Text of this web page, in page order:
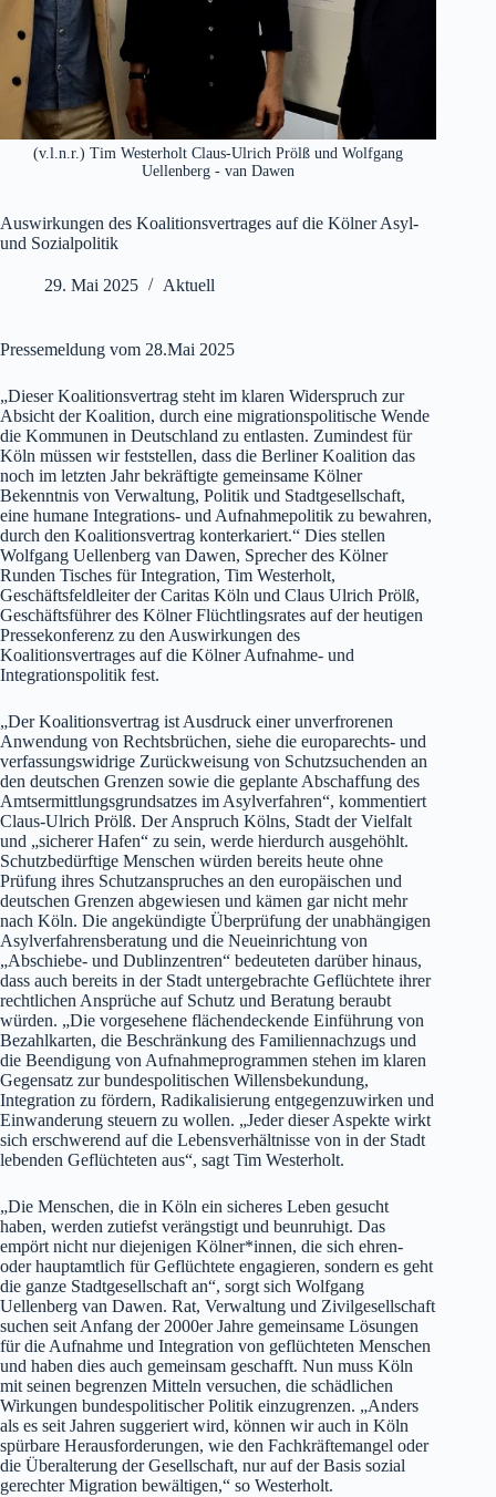
(v.l.n.r.) Tim Westerholt Claus-Ulrich Prölß und Wolfgang
Uellenberg - van Dawen
Auswirkungen des Koalitionsvertrages auf die Kölner Asyl-
und Sozialpolitik
29. Mai 2025 Aktuell
Pressemeldung vom 28.Mai 2025
„Dieser Koalitionsvertrag steht im klaren Widerspruch zur
Absicht der Koalition, durch eine migrationspolitische Wende
die Kommunen in Deutschland zu entlasten. Zumindest für
Köln müssen wir feststellen, dass die Berliner Koalition das
noch im letzten Jahr bekräftigte gemeinsame Kölner
Bekenntnis von Verwaltung, Politik und Stadtgesellschaft,
eine humane Integrations- und Aufnahmepolitik zu bewahren,
durch den Koalitionsvertrag konterkariert.“ Dies stellen
Wolfgang Uellenberg van Dawen, Sprecher des Kölner
Runden Tisches für Integration, Tim Westerholt,
Geschäftsfeldleiter der Caritas Köln und Claus Ulrich Prölß,
Geschäftsführer des Kölner Flüchtlingsrates auf der heutigen
Pressekonferenz zu den Auswirkungen des
Koalitionsvertrages auf die Kölner Aufnahme- und
Integrationspolitik fest.
„Der Koalitionsvertrag ist Ausdruck einer unverfrorenen
Anwendung von Rechtsbrüchen, siehe die europarechts- und
verfassungswidrige Zurückweisung von Schutzsuchenden an
den deutschen Grenzen sowie die geplante Abschaffung des
Amtsermittlungsgrundsatzes im Asylverfahren“, kommentiert
Claus-Ulrich Prölß. Der Anspruch Kölns, Stadt der Vielfalt
und „sicherer Hafen“ zu sein, werde hierdurch ausgehöhlt.
Schutzbedürftige Menschen würden bereits heute ohne
Prüfung ihres Schutzanspruches an den europäischen und
deutschen Grenzen abgewiesen und kämen gar nicht mehr
nach Köln. Die angekündigte Überprüfung der unabhängigen
Asylverfahrensberatung und die Neueinrichtung von
„Abschiebe- und Dublinzentren“ bedeuteten darüber hinaus,
dass auch bereits in der Stadt untergebrachte Geflüchtete ihrer
rechtlichen Ansprüche auf Schutz und Beratung beraubt
würden. „Die vorgesehene flächendeckende Einführung von
Bezahlkarten, die Beschränkung des Familiennachzugs und
die Beendigung von Aufnahmeprogrammen stehen im klaren
Gegensatz zur bundespolitischen Willensbekundung,
Integration zu fördern, Radikalisierung entgegenzuwirken und
Einwanderung steuern zu wollen. „Jeder dieser Aspekte wirkt
sich erschwerend auf die Lebensverhältnisse von in der Stadt
lebenden Geflüchteten aus“, sagt Tim Westerholt.
„Die Menschen, die in Köln ein sicheres Leben gesucht
haben, werden zutiefst verängstigt und beunruhigt. Das
empört nicht nur diejenigen Kölner*innen, die sich ehren-
oder hauptamtlich für Geflüchtete engagieren, sondern es geht
die ganze Stadtgesellschaft an“, sorgt sich Wolfgang
Uellenberg van Dawen. Rat, Verwaltung und Zivilgesellschaft
suchen seit Anfang der 2000er Jahre gemeinsame Lösungen
für die Aufnahme und Integration von geflüchteten Menschen
und haben dies auch gemeinsam geschafft. Nun muss Köln
mit seinen begrenzen Mitteln versuchen, die schädlichen
Wirkungen bundespolitischer Politik einzugrenzen. „Anders
als es seit Jahren suggeriert wird, können wir auch in Köln
spürbare Herausforderungen, wie den Fachkräftemangel oder
die Überalterung der Gesellschaft, nur auf der Basis sozial
gerechter Migration bewältigen,“ so Westerholt.